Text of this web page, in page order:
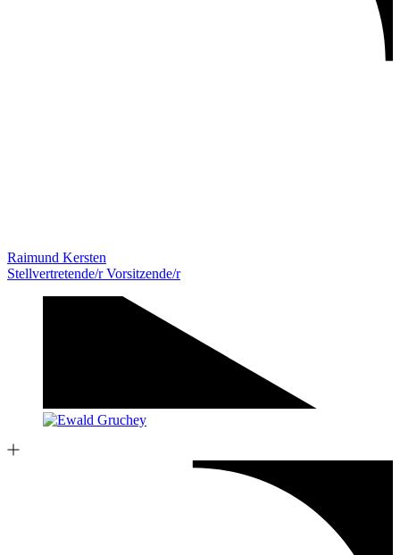
Raimund Kersten
Stellvertretende/r Vorsitzende/r